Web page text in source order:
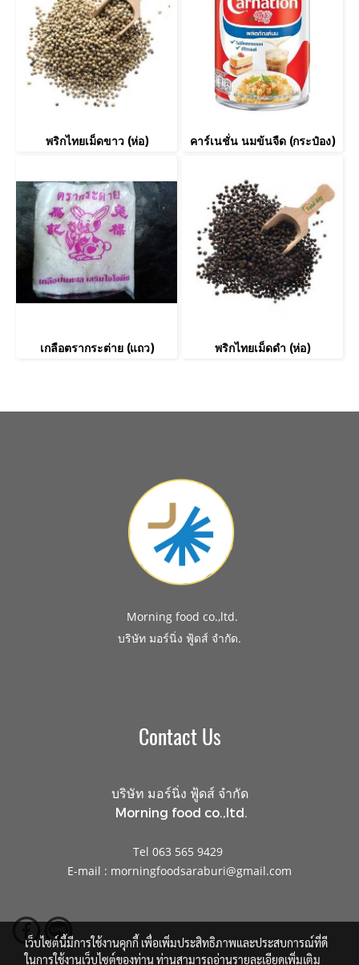
พริกไทยเม็ดขาว (ห่อ) คาร์เนชั่น นมข้นจืด (กระป๋อง)
เกลือตรากระต่าย (แถว) พริกไทยเม็ดดำ (ห่อ)
Morning food co.,ltd.
บริษัท มอร์นิ่ง ฟู้ดส์ จำกัด.
Contact Us
บริษัท มอร์นิ่ง ฟู้ดส์ จำกัด
Morning food co.,ltd.
Tel 063 565 9429
E-mail : morningfoodsaraburi@gmail.com
เว็บไซต์นี้มีการใช้งานคุกกี้ เพื่อเพิ่มประสิทธิภาพและประสบการณ์ที่ดี
ในการใช้งานเว็บไซต์ของท่าน ท่านสามารถอ่านรายละเอียดเพิ่มเติม